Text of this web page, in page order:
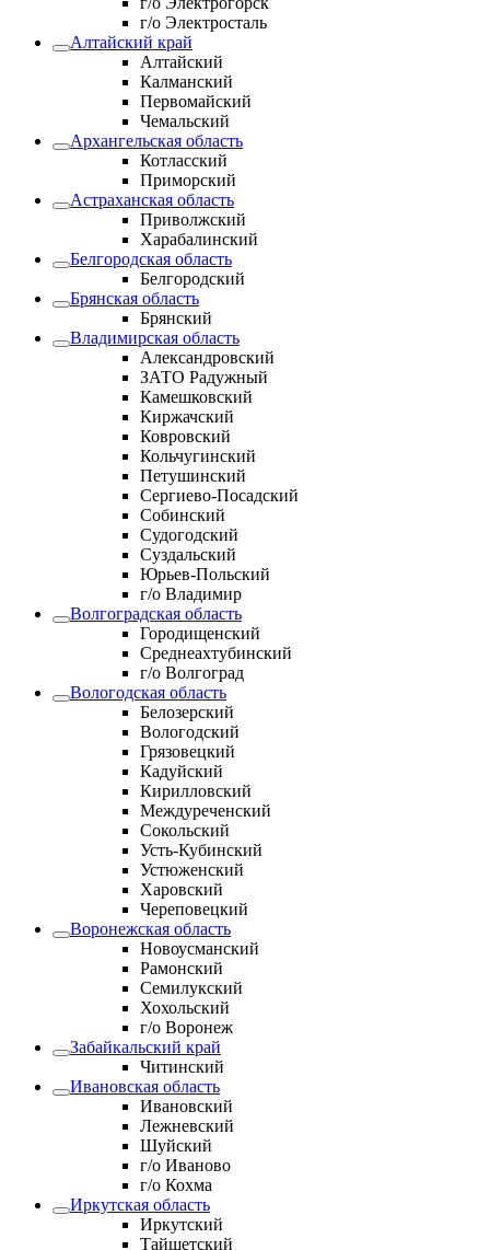
г/о Электросталь
Алтайский край
Алтайский
Калманский
Первомайский
Чемальский
Архангельская область
Котласский
Приморский
Астраханская область
Приволжский
Харабалинский
Белгородская область
Белгородский
Брянская область
Брянский
Владимирская область
Александровский
ЗАТО Радужный
Камешковский
Киржачский
Ковровский
Кольчугинский
Петушинский
Сергиево-Посадский
Собинский
Судогодский
Суздальский
Юрьев-Польский
г/о Владимир
Волгоградская область
Городищенский
Среднеахтубинский
г/о Волгоград
Вологодская область
Белозерский
Вологодский
Грязовецкий
Кадуйский
Кирилловский
Междуреченский
Сокольский
Усть-Кубинский
Устюженский
Харовский
Череповецкий
Воронежская область
Новоусманский
Рамонский
Семилукский
Хохольский
г/о Воронеж
Забайкальский край
Читинский
Ивановская область
Ивановский
Лежневский
Шуйский
г/о Иваново
г/о Кохма
Иркутская область
Иркутский
Тайшетский